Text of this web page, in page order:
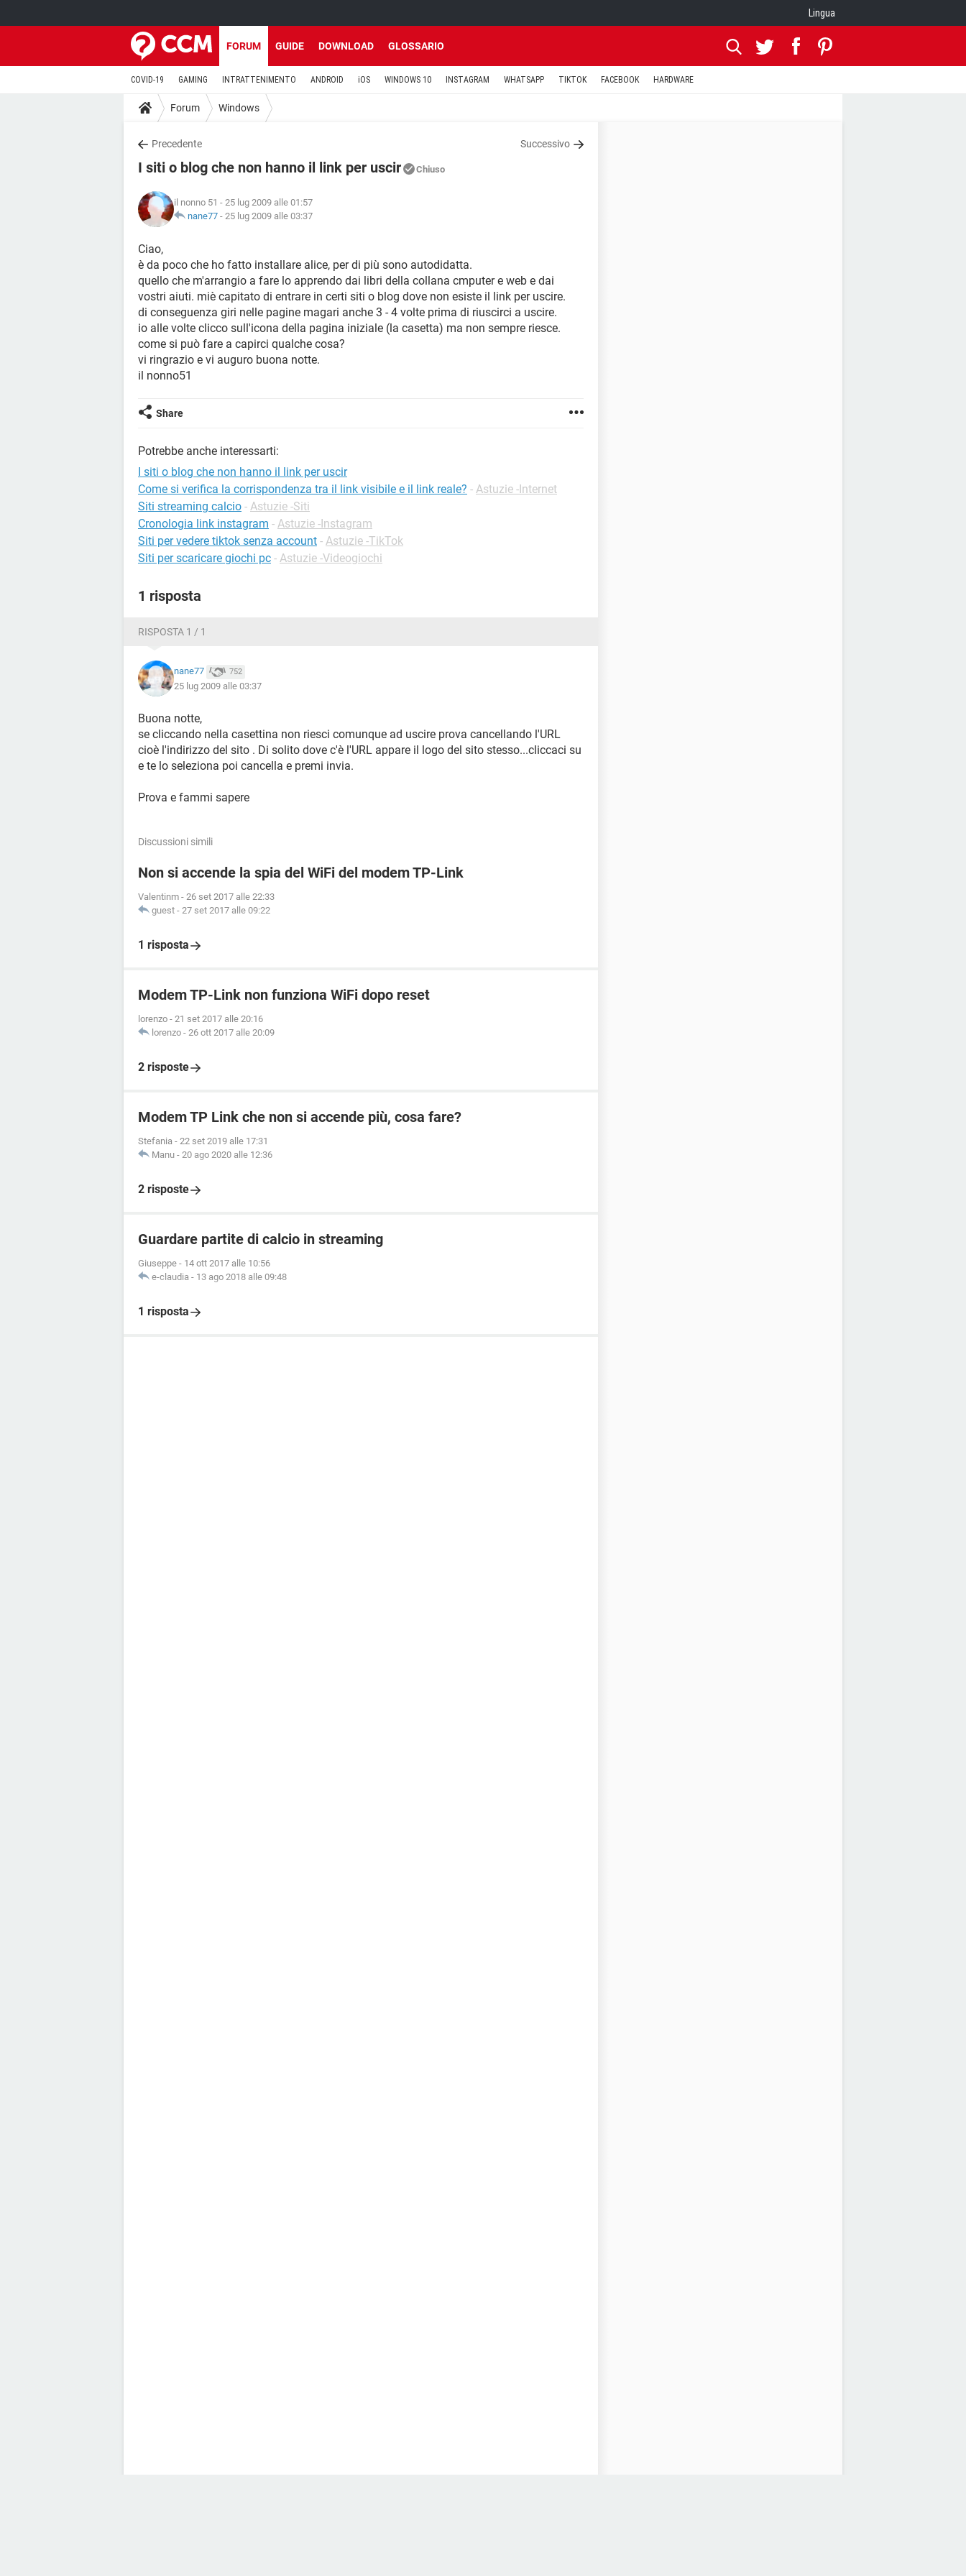
Lingua
FORUM GUIDE DOWNLOAD GLOSSARIO
COVID-19 GAMING INTRATTENIMENTO ANDROID iOS WINDOWS 10 INSTAGRAM WHATSAPP TIKTOK FACEBOOK HARDWARE
Forum Windows
Precedente Successivo
I siti o blog che non hanno il link per uscir Chiuso
il nonno 51 - 25 lug 2009 alle 01:57
nane77 - 25 lug 2009 alle 03:37
Ciao,
è da poco che ho fatto installare alice, per di più sono autodidatta.
quello che m'arrangio a fare lo apprendo dai libri della collana cmputer e web e dai
vostri aiuti. miè capitato di entrare in certi siti o blog dove non esiste il link per uscire.
di conseguenza giri nelle pagine magari anche 3 - 4 volte prima di riuscirci a uscire.
io alle volte clicco sull'icona della pagina iniziale (la casetta) ma non sempre riesce.
come si può fare a capirci qualche cosa?
vi ringrazio e vi auguro buona notte.
il nonno51
Share
Potrebbe anche interessarti:
I siti o blog che non hanno il link per uscir
Come si verifica la corrispondenza tra il link visibile e il link reale? - Astuzie -Internet
Siti streaming calcio - Astuzie -Siti
Cronologia link instagram - Astuzie -Instagram
Siti per vedere tiktok senza account - Astuzie -TikTok
Siti per scaricare giochi pc - Astuzie -Videogiochi
1 risposta
RISPOSTA 1 / 1
nane77 752
25 lug 2009 alle 03:37
Buona notte,
se cliccando nella casettina non riesci comunque ad uscire prova cancellando l'URL
cioè l'indirizzo del sito . Di solito dove c'è l'URL appare il logo del sito stesso...cliccaci su
e te lo seleziona poi cancella e premi invia.
Prova e fammi sapere
Discussioni simili
Non si accende la spia del WiFi del modem TP-Link
Valentinm - 26 set 2017 alle 22:33
guest - 27 set 2017 alle 09:22
1 risposta
Modem TP-Link non funziona WiFi dopo reset
lorenzo - 21 set 2017 alle 20:16
lorenzo - 26 ott 2017 alle 20:09
2 risposte
Modem TP Link che non si accende più, cosa fare?
Stefania - 22 set 2019 alle 17:31
Manu - 20 ago 2020 alle 12:36
2 risposte
Guardare partite di calcio in streaming
Giuseppe - 14 ott 2017 alle 10:56
e-claudia - 13 ago 2018 alle 09:48
1 risposta